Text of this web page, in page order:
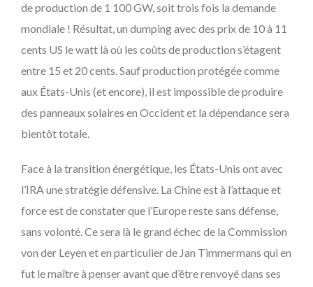
de production de 1 100 GW, soit trois fois la demande
mondiale ! Résultat, un dumping avec des prix de 10 à 11
cents US le watt là où les coûts de production s’étagent
entre 15 et 20 cents. Sauf production protégée comme
aux États-Unis (et encore), il est impossible de produire
des panneaux solaires en Occident et la dépendance sera
bientôt totale.
Face à la transition énergétique, les États-Unis ont avec
l’IRA une stratégie défensive. La Chine est à l’attaque et
force est de constater que l’Europe reste sans défense,
sans volonté. Ce sera là le grand échec de la Commission
von der Leyen et en particulier de Jan Timmermans qui en
fut le maître à penser avant que d’être renvoyé dans ses